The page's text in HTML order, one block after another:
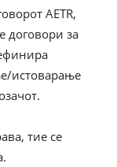
AETR,
договори за
истоварање
тие се